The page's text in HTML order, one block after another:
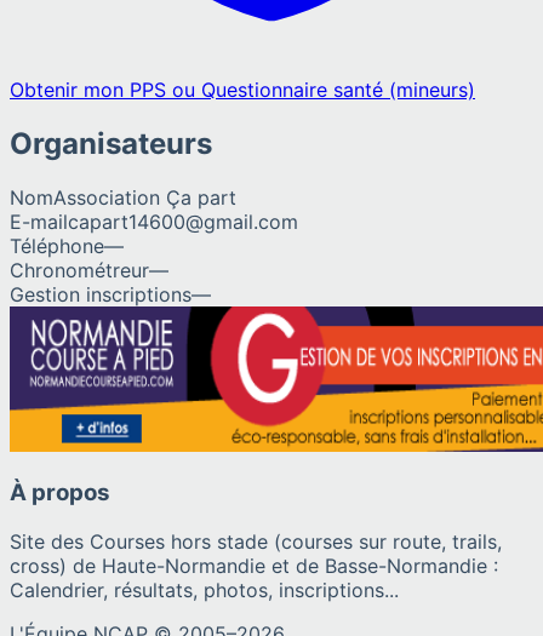
Obtenir mon PPS ou Questionnaire santé (mineurs)
Organisateurs
NomAssociation Ça part
E-mailcapart14600@gmail.com
Téléphone—
Chronométreur—
Gestion inscriptions—
À propos
Site des Courses hors stade (courses sur route, trails,
cross) de Haute-Normandie et de Basse-Normandie :
Calendrier, résultats, photos, inscriptions...